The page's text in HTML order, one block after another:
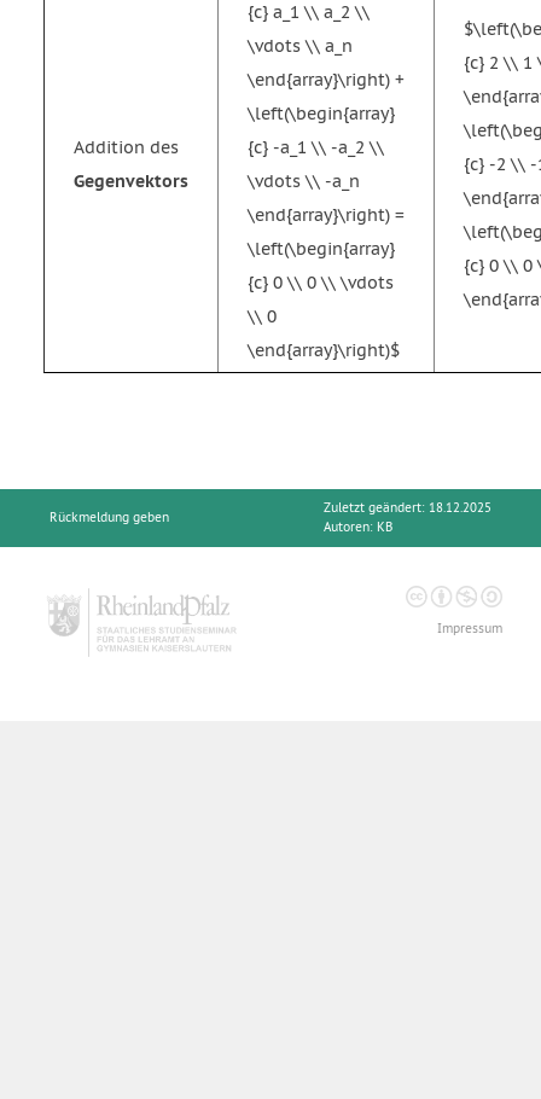
Addition des
Gegenvektors
{c} a_1 \\ a_2 \\
\vdots \\ a_n
\end{array}\right) +
\left(\begin{array}
{c} -a_1 \\ -a_2 \\
\vdots \\ -a_n
\end{array}\right) =
\left(\begin{array}
{c} 0 \\ 0 \\ \vdots
\\ 0
\end{array}\right)$
{c} 2 \\ 1
{c} -2 \\
{c} 0 \\ 0
Rückmeldung geben
Zuletzt geändert: 18.12.2025
Autoren: KB
Impressum